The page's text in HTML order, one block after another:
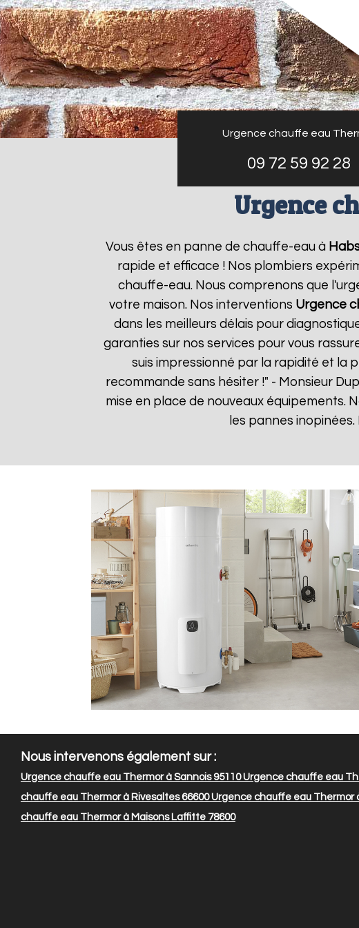
Urgence chauffe eau
09 72 59 92 28
Urgence
Vous êtes en panne de chauffe-eau à
rapide et efficace ! Nos plombiers
chauffe-eau. Nous comprenons que
votre maison. Nos interventions Urgence
dans les meilleurs délais pour
garanties sur nos services pour vous
suis impressionné par la rapidité et la
recommande sans hésiter !" - Monsieur
mise en place de nouveaux équipements.
les pannes
Nous intervenons également sur :
Urgence chauffe eau Thermor à Sannois 95110Urgence chauffe eau
chauffe eau Thermor à Rivesaltes 66600Urgence chauffe eau Thermor
chauffe eau Thermor à Maisons Laffitte 78600